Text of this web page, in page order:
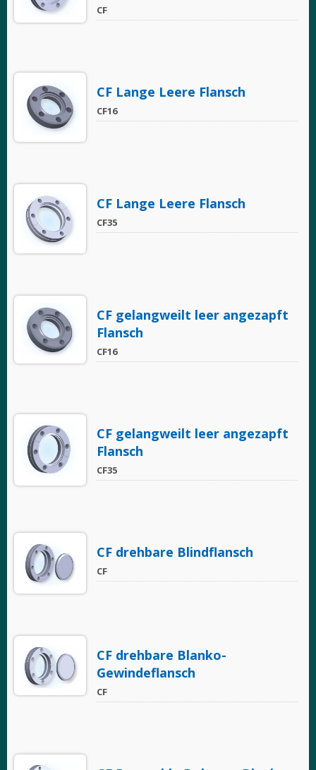
CF
CF Lange Leere Flansch
CF16
CF Lange Leere Flansch
CF35
CF gelangweilt leer angezapft
Flansch
CF16
CF gelangweilt leer angezapft
Flansch
CF35
CF drehbare Blindflansch
CF
CF drehbare Blanko-
Gewindeflansch
CF